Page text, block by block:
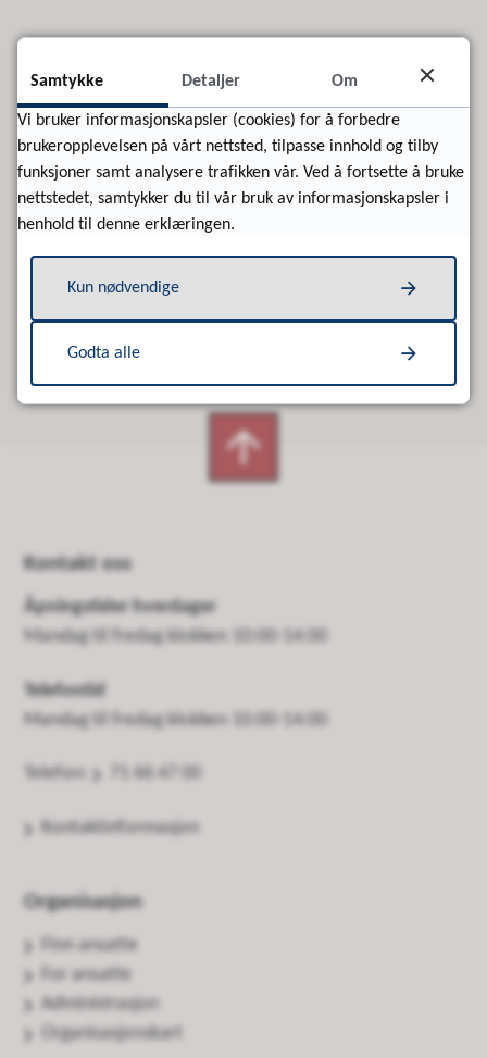
Ja Nei
Kontakt oss
Åpningstider hverdager
Mandag til fredag klokken 10:00-14:00
Telefontid
Mandag til fredag klokken 10:00-14:00
Telefon: 71 66 47 00
Kontaktinformasjon
Organisasjon
Finn ansatte
For ansatte
Administrasjon
Organisasjonskart
Samtykke Detaljer Om
Vi bruker informasjonskapsler (cookies) for å forbedre
brukeropplevelsen på vårt nettsted, tilpasse innhold og tilby
funksjoner samt analysere trafikken vår. Ved å fortsette å bruke
nettstedet, samtykker du til vår bruk av informasjonskapsler i
henhold til denne erklæringen.
Kun nødvendige
Godta alle